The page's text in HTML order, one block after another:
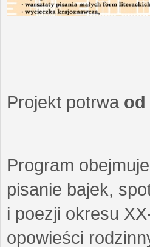
Projekt potrwa od
Program
pisanie bajek,
i poezji okresu
opowieści